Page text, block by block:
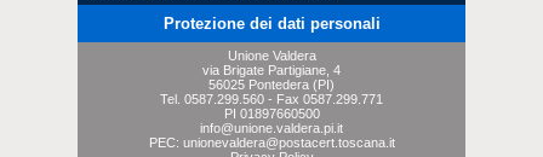
Protezione dei dati personali
Unione Valdera
via Brigate Partigiane, 4
56025 Pontedera (PI)
Tel. 0587.299.560 - Fax 0587.299.771
PI 01897660500
info@unione.valdera.pi.it
PEC: unionevaldera@postacert.toscana.it